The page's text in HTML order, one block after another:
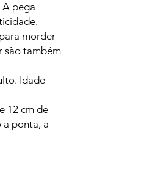
A pega
morder
são também
Idade
12 cm de
a ponta, a